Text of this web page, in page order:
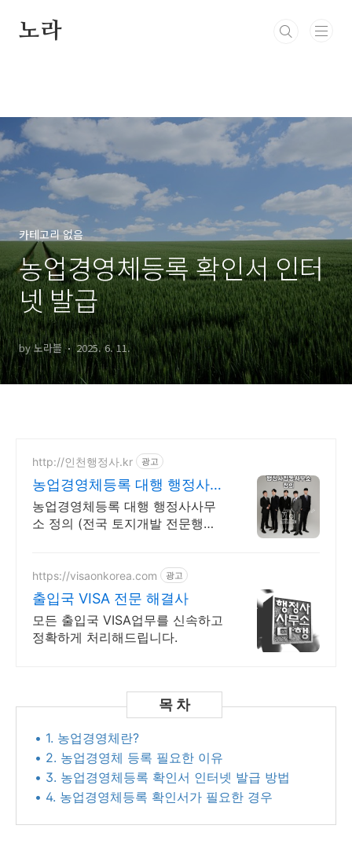
노라
카테고리 없음
농업경영체등록 확인서 인터
넷 발급
by 노라블 2025. 6. 11.
http://인천행정사.kr 광고
농업경영체등록 대행 행정사
국가시험출신, 이사출신
농업경영체등록 대행 행정사사무
소 정의 (전국 토지개발 전문행정
전국건설정보,토지개발)
https://visaonkorea.com 광고
출입국 VISA 전문 해결사
모든 출입국 VISA업무를 신속하고
정확하게 처리해드립니다.
• 1. 농업경영체란?
• 2. 농업경영체 등록 필요한 이유
• 3. 농업경영체등록 확인서 인터넷 발급 방법
• 4. 농업경영체등록 확인서가 필요한 경우